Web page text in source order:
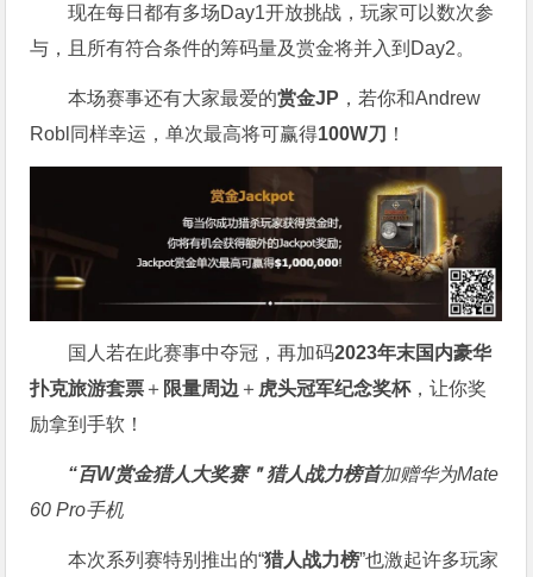
现在每日都有多场Day1开放挑战，玩家可以数次参
与，且所有符合条件的筹码量及赏金将并入到Day2。
本场赛事还有大家最爱的赏金JP ，若你和Andrew
Robl同样幸运，单次最高将可赢得100W刀 ！
国人若在此赛事中夺冠，再加码2023年末国内豪华
扑克旅游套票 ＋ 限量周边 ＋ 虎头冠军纪念奖杯，让你奖
励拿到手软！
“百W赏金猎人大奖赛＂猎人战力榜首加赠华为Mate
60 Pro手机
本次系列赛特别推出的“猎人战力榜”也激起许多玩家